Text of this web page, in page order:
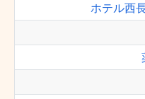
ホテル西